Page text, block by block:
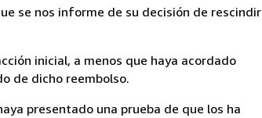
se nos informe de su decisión de rescindir
inicial, a menos que haya acordado
de dicho reembolso.
presentado una prueba de que los ha